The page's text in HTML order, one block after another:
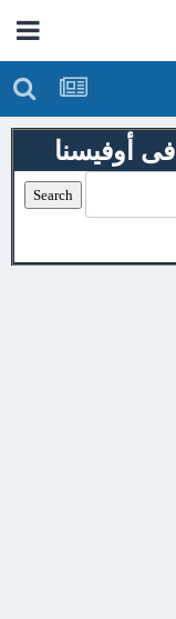
أوفيسنا